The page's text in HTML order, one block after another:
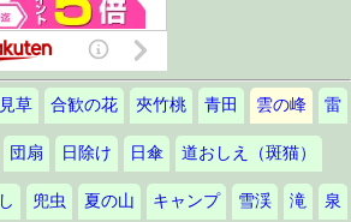
草 合歓の花 夾竹桃 青田 雲の峰 雷
団扇 日除け 日傘 道おしえ（斑猫）
兜虫 夏の山 キャンプ 雪渓 滝 泉